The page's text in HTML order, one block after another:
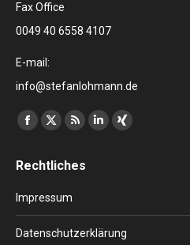
Fax Office
0049 40 6558 4107
E-mail:
info@stefanlohmann.de
Finden Sie uns auf:
Facebook
opens
new
window
X
opens
new
window
RSS
opens
new
window
Linkedin
new
window
XING
new
window
Rechtliches
Impressum
Datenschutzerklärung